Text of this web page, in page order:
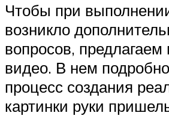
Чтобы при
возникло
вопросов, предлагаем
видео. В нем
процесс создания
картинки руки